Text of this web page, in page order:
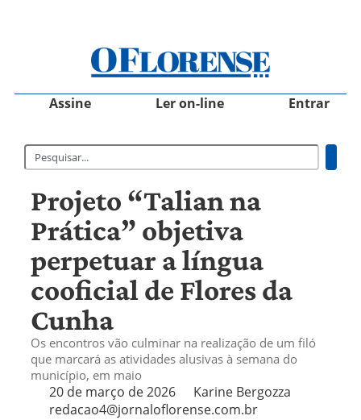
Assine Ler on-line Entrar
Projeto “Talian na
Prática” objetiva
perpetuar a língua
cooficial de Flores da
Cunha
Os encontros vão culminar na realização de um filó
que marcará as atividades alusivas à semana do
município, em maio
20 de março de 2026
Karine Bergozza
redacao4@jornaloflorense.com.br